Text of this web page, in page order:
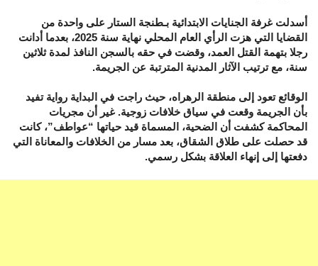
أسدلت غرفة الجنايات الابتدائية بـطنجة الستار على واحدة من
القضايا التي هزت الرأي العام المحلي نهاية سنة 2025، بعدما أدانت
رجلا بتهمة القتل العمد، وقضت في حقه بالسجن النافذ لمدة ثلاثين
سنة، مع ترتيب الآثار المدنية المترتبة عن الجريمة.
الوقائع تعود إلى منطقة الرهراه، حيث راجت في البداية رواية تفيد
بأن الجريمة وقعت في سياق خلافات زوجية. غير أن مجريات
المحاكمة كشفت أن الضحية، المسماة قيد حياتها “عواطف”، كانت
قد حصلت على طلاق الشقاق، بعد مسار من الخلافات والمعاناة التي
دفعتها إلى إنهاء العلاقة بشكل رسمي.